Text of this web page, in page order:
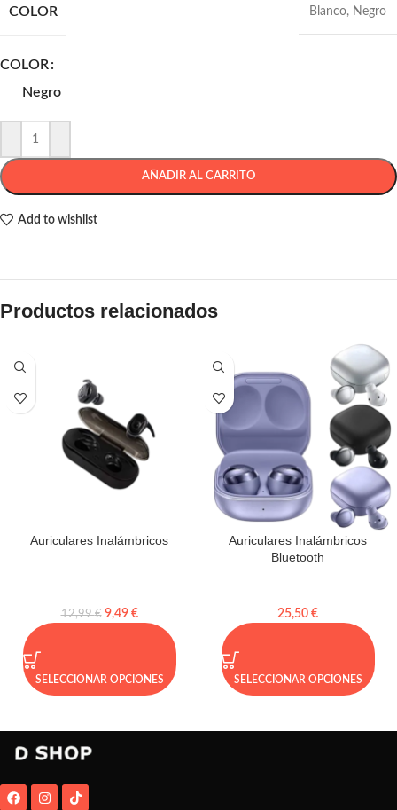
COLOR Blanco, Negro
COLOR
Negro
AÑADIR AL CARRITO
Add to wishlist
Productos relacionados
Auriculares Inalámbricos
12,99€ 9,49 €
SELECCIONAR OPCIONES
Auriculares Inalámbricos
Bluetooth
25,50 €
SELECCIONAR OPCIONES